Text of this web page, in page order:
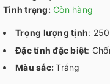
Tình trạng: Còn hàng
Trọng lượng tịnh:
Đặc tính đặc biệt:
Màu sắc:Trắng